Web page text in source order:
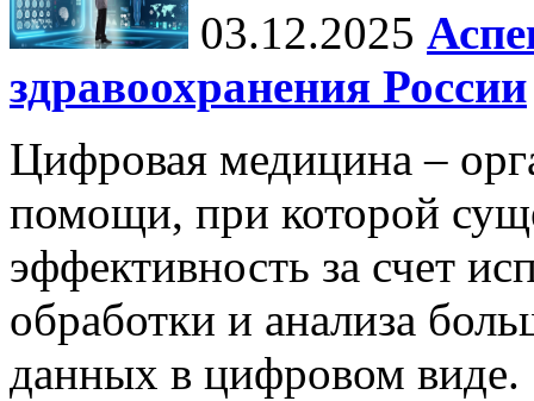
03.12.2025
здравоохранения России
Цифровая медицина –
помощи, при которой
эффективность за счет
обработки и анализа
данных в цифровом виде.